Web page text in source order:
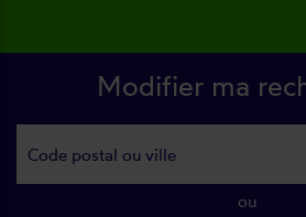
Modifier ma
ou